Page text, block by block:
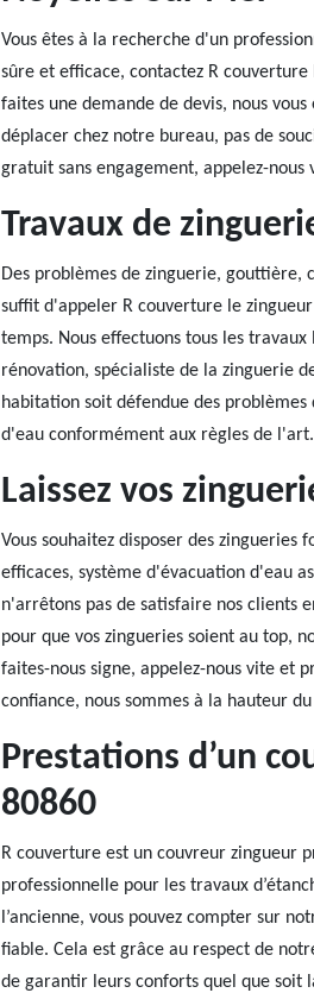
Vous êtes à la recherche d'un
sûre et efficace, contactez R
faites une demande de devis, nous
déplacer chez notre bureau, pas de
gratuit sans engagement, appelez-nous
Travaux de
Des problèmes de zinguerie, gouttière,
suffit d'appeler R couverture le
temps. Nous effectuons tous les
rénovation, spécialiste de la zinguerie
habitation soit défendue des
d'eau conformément aux règles de l'art.
Laissez vos
Vous souhaitez disposer des zingueries
efficaces, système d'évacuation d'eau
n'arrêtons pas de satisfaire nos clients
pour que vos zingueries soient au top,
faites-nous signe, appelez-nous vite et
confiance, nous sommes à la hauteur
Prestations d’un
80860
R couverture est un couvreur zingueur
professionnelle pour les travaux
l’ancienne, vous pouvez compter sur
fiable. Cela est grâce au respect de
de garantir leurs conforts quel que soit